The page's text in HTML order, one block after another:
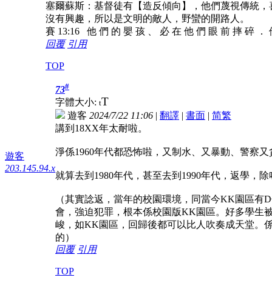
塞爾蘇斯：基督徒有【造反傾向】，他們蔑視傳統
沒有興趣，所以是文明的敵人，野蠻的開路人。
賽 13:16 他 們 的 嬰 孩 、 必 在 他 們 眼 前 摔 碎 ．
回覆 引用
TOP
遊客
203.145.94.x
73#
字體大小: tT
遊客 2024/7/22 11:06 | 翻譯 | 書面 | 简繁
講到18XX年太耐啦。
淨係1960年代都恐怖啦，又制水、又暴動、警察
就算去到1980年代，甚至去到1990年代，返學，
（其實諗返，當年的校園環境，同當今KK園區
會，強迫犯罪，根本係校園版KK園區。好多學生
峻，如KK園區，回歸後都可以比人吹奏成天堂。
的）
回覆 引用
TOP